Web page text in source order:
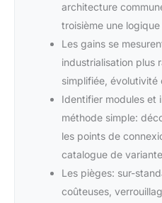
architecture
troisième une
Les gains se
industrialisation plus
simplifiée,
Identifier modules et
méthode simple:
les points de
catalogue de
Les pièges: sur-
coûteuses,